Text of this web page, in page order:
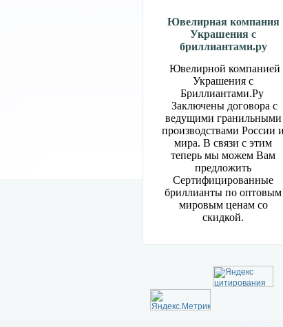
Ювелирная компания
Украшения с
бриллиантами.ру
Ювелирной компанией
Украшения с
Бриллиантами.Ру
Заключены договора с
ведущими гранильными
производствами России и
мира. В связи с этим
теперь мы можем Вам
предложить
Сертифицированные
бриллианты по оптовым
мировым ценам со
скидкой.